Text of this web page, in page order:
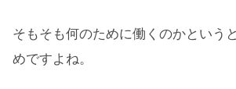
そもそも何のために働くのかという
めですよね。